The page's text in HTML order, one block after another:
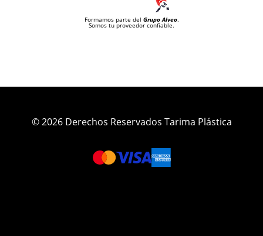
Formamos parte del Grupo Alveo.
Somos tu proveedor confiable.
© 2026 Derechos Reservados Tarima Plástica